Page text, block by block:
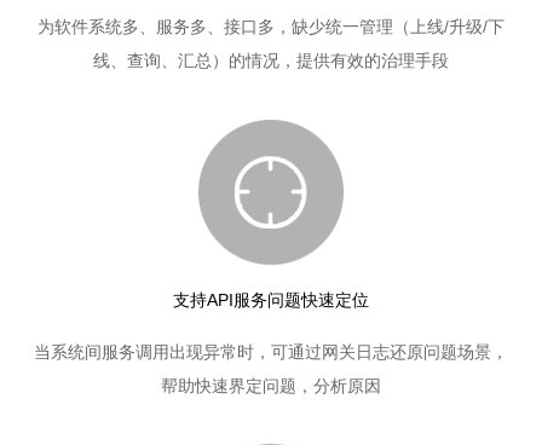
为软件系统多、服务多、接口多，缺少统一管理（上线/升级/下
线、查询、汇总）的情况，提供有效的治理手段
支持API服务问题快速定位
当系统间服务调用出现异常时，可通过网关日志还原问题场景，
帮助快速界定问题，分析原因